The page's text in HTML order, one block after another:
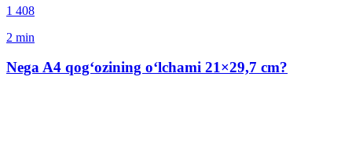
1 408
2 min
Nega A4 qog‘ozining o‘lchami 21×29,7 сm?